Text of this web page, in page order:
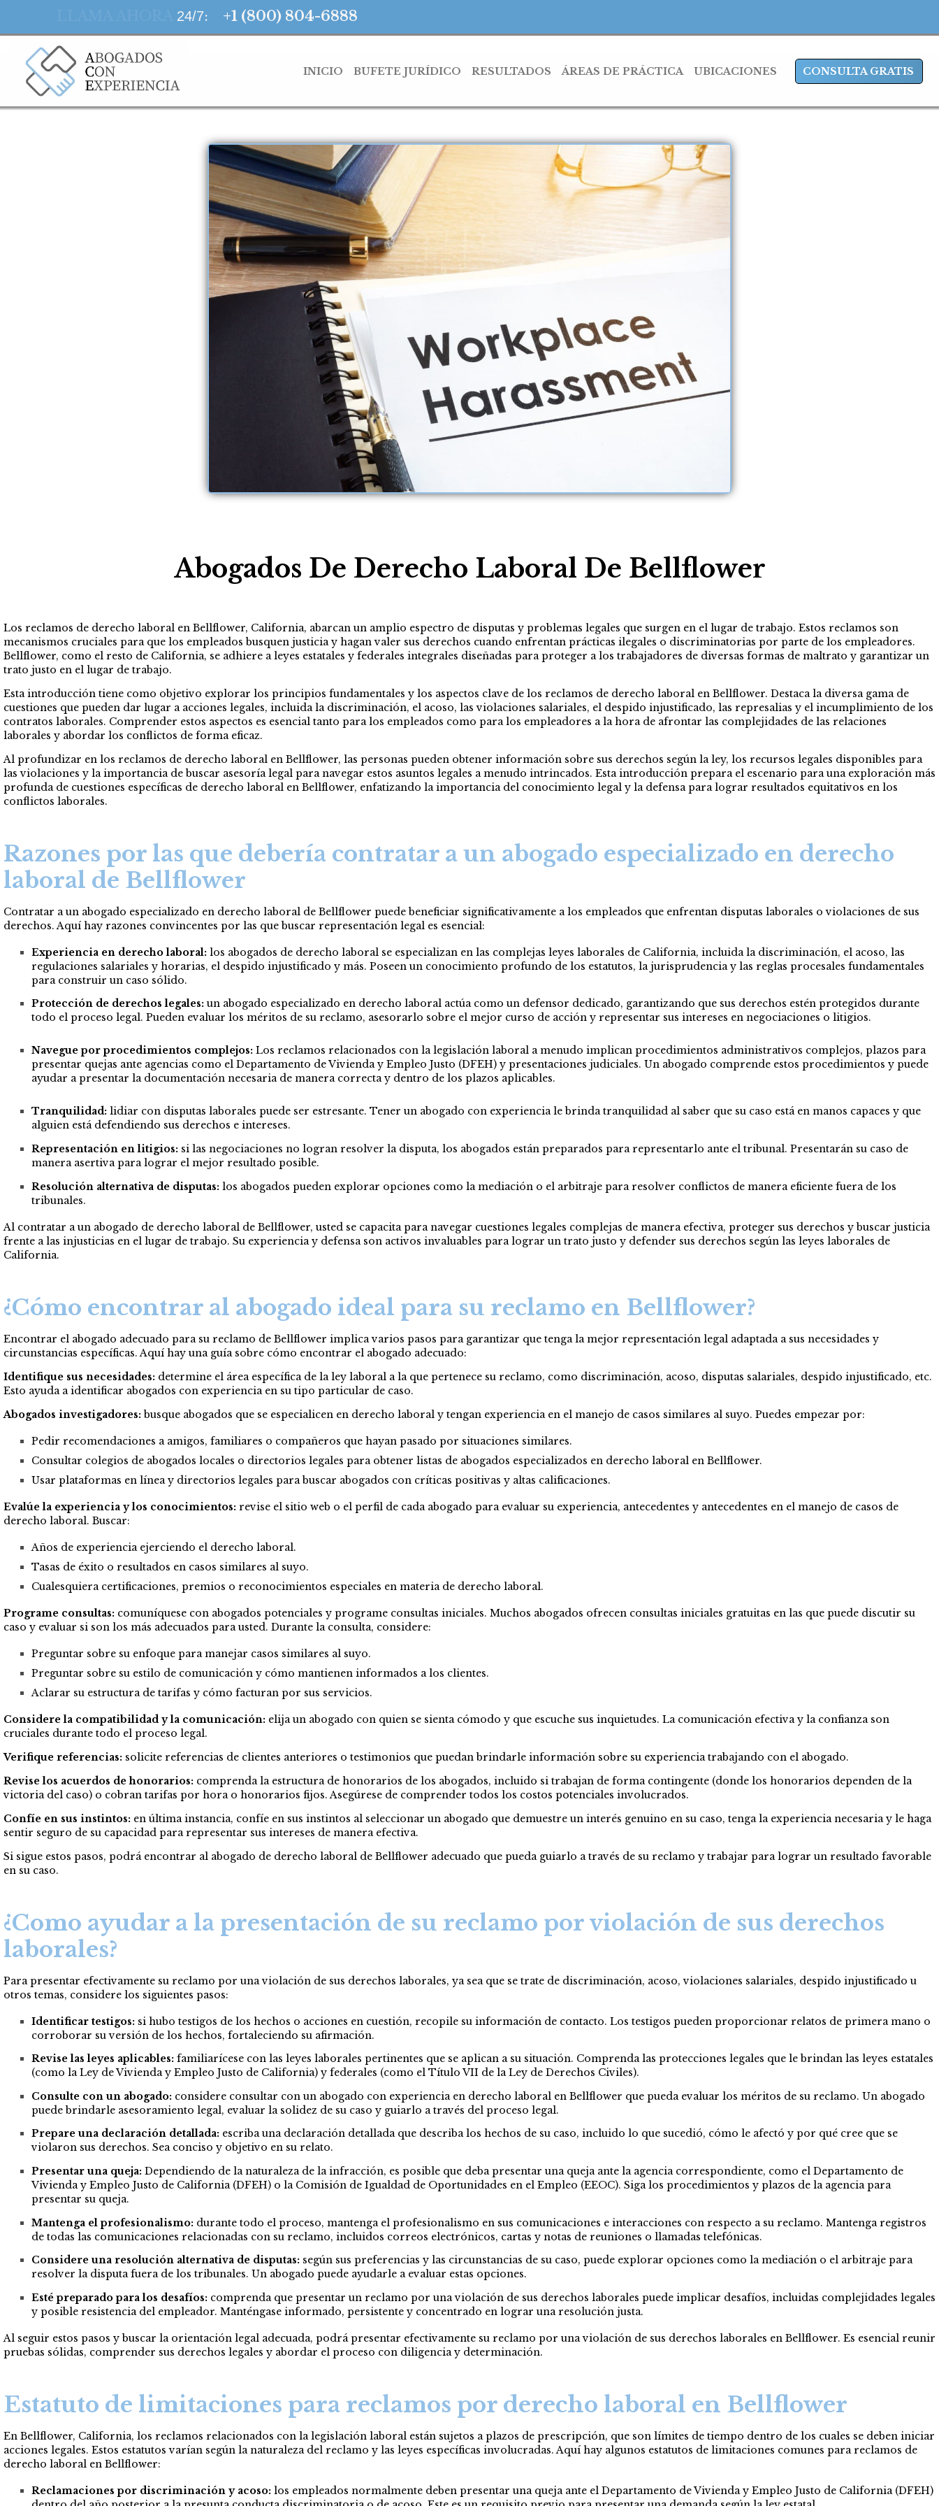
24/7: +1 (800) 804-6888
INICIO BUFETE JURÍDICO RESULTADOS ÁREAS DE PRÁCTICA UBICACIONES CONSULTA GRATIS
Abogados De Derecho Laboral De Bellflower
Los reclamos de derecho laboral en Bellflower, California, abarcan un amplio espectro de disputas y problemas legales que surgen en el lugar de trabajo. Estos reclamos son
mecanismos cruciales para que los empleados busquen justicia y hagan valer sus derechos cuando enfrentan prácticas ilegales o discriminatorias por parte de los empleadores.
Bellflower, como el resto de California, se adhiere a leyes estatales y federales integrales diseñadas para proteger a los trabajadores de diversas formas de maltrato y garantizar un
trato justo en el lugar de trabajo.
Esta introducción tiene como objetivo explorar los principios fundamentales y los aspectos clave de los reclamos de derecho laboral en Bellflower. Destaca la diversa gama de
cuestiones que pueden dar lugar a acciones legales, incluida la discriminación, el acoso, las violaciones salariales, el despido injustificado, las represalias y el incumplimiento de los
contratos laborales. Comprender estos aspectos es esencial tanto para los empleados como para los empleadores a la hora de afrontar las complejidades de las relaciones
laborales y abordar los conflictos de forma eficaz.
Al profundizar en los reclamos de derecho laboral en Bellflower, las personas pueden obtener información sobre sus derechos según la ley, los recursos legales disponibles para
las violaciones y la importancia de buscar asesoría legal para navegar estos asuntos legales a menudo intrincados. Esta introducción prepara el escenario para una exploración más
profunda de cuestiones específicas de derecho laboral en Bellflower, enfatizando la importancia del conocimiento legal y la defensa para lograr resultados equitativos en los
conflictos laborales.
Razones por las que debería contratar a un abogado especializado en derecho
laboral de Bellflower
Contratar a un abogado especializado en derecho laboral de Bellflower puede beneficiar significativamente a los empleados que enfrentan disputas laborales o violaciones de sus
derechos. Aquí hay razones convincentes por las que buscar representación legal es esencial:
Experiencia en derecho laboral: los abogados de derecho laboral se especializan en las complejas leyes laborales de California, incluida la discriminación, el acoso, las
regulaciones salariales y horarias, el despido injustificado y más. Poseen un conocimiento profundo de los estatutos, la jurisprudencia y las reglas procesales fundamentales
para construir un caso sólido.
Protección de derechos legales: un abogado especializado en derecho laboral actúa como un defensor dedicado, garantizando que sus derechos estén protegidos durante
todo el proceso legal. Pueden evaluar los méritos de su reclamo, asesorarlo sobre el mejor curso de acción y representar sus intereses en negociaciones o litigios.
Navegue por procedimientos complejos: Los reclamos relacionados con la legislación laboral a menudo implican procedimientos administrativos complejos, plazos para
presentar quejas ante agencias como el Departamento de Vivienda y Empleo Justo (DFEH) y presentaciones judiciales. Un abogado comprende estos procedimientos y puede
ayudar a presentar la documentación necesaria de manera correcta y dentro de los plazos aplicables.
Tranquilidad: lidiar con disputas laborales puede ser estresante. Tener un abogado con experiencia le brinda tranquilidad al saber que su caso está en manos capaces y que
alguien está defendiendo sus derechos e intereses.
Representación en litigios: si las negociaciones no logran resolver la disputa, los abogados están preparados para representarlo ante el tribunal. Presentarán su caso de
manera asertiva para lograr el mejor resultado posible.
Resolución alternativa de disputas: los abogados pueden explorar opciones como la mediación o el arbitraje para resolver conflictos de manera eficiente fuera de los
tribunales.
Al contratar a un abogado de derecho laboral de Bellflower, usted se capacita para navegar cuestiones legales complejas de manera efectiva, proteger sus derechos y buscar justicia
frente a las injusticias en el lugar de trabajo. Su experiencia y defensa son activos invaluables para lograr un trato justo y defender sus derechos según las leyes laborales de
California.
¿Cómo encontrar al abogado ideal para su reclamo en Bellflower?
Encontrar el abogado adecuado para su reclamo de Bellflower implica varios pasos para garantizar que tenga la mejor representación legal adaptada a sus necesidades y
circunstancias específicas. Aquí hay una guía sobre cómo encontrar el abogado adecuado:
Identifique sus necesidades: determine el área específica de la ley laboral a la que pertenece su reclamo, como discriminación, acoso, disputas salariales, despido injustificado, etc.
Esto ayuda a identificar abogados con experiencia en su tipo particular de caso.
Abogados investigadores:busque abogados que se especialicen en derecho laboral y tengan experiencia en el manejo de casos similares al suyo. Puedes empezar por:
Pedir recomendaciones a amigos, familiares o compañeros que hayan pasado por situaciones similares.
Consultar colegios de abogados locales o directorios legales para obtener listas de abogados especializados en derecho laboral en Bellflower.
Usar plataformas en línea y directorios legales para buscar abogados con críticas positivas y altas calificaciones.
Evalúe la experiencia y los conocimientos: revise el sitio web o el perfil de cada abogado para evaluar su experiencia, antecedentes y antecedentes en el manejo de casos de
derecho laboral. Buscar:
Años de experiencia ejerciendo el derecho laboral.
Tasas de éxito o resultados en casos similares al suyo.
Cualesquiera certificaciones, premios o reconocimientos especiales en materia de derecho laboral.
Programe consultas: comuníquese con abogados potenciales y programe consultas iniciales. Muchos abogados ofrecen consultas iniciales gratuitas en las que puede discutir su
caso y evaluar si son los más adecuados para usted. Durante la consulta, considere:
Preguntar sobre su enfoque para manejar casos similares al suyo.
Preguntar sobre su estilo de comunicación y cómo mantienen informados a los clientes.
Aclarar su estructura de tarifas y cómo facturan por sus servicios.
Considere la compatibilidad y la comunicación: elija un abogado con quien se sienta cómodo y que escuche sus inquietudes. La comunicación efectiva y la confianza son
cruciales durante todo el proceso legal.
Verifique referencias: solicite referencias de clientes anteriores o testimonios que puedan brindarle información sobre su experiencia trabajando con el abogado.
Revise los acuerdos de honorarios: comprenda la estructura de honorarios de los abogados, incluido si trabajan de forma contingente (donde los honorarios dependen de la
victoria del caso) o cobran tarifas por hora o honorarios fijos. Asegúrese de comprender todos los costos potenciales involucrados.
Confíe en sus instintos: en última instancia, confíe en sus instintos al seleccionar un abogado que demuestre un interés genuino en su caso, tenga la experiencia necesaria y le haga
sentir seguro de su capacidad para representar sus intereses de manera efectiva.
Si sigue estos pasos, podrá encontrar al abogado de derecho laboral de Bellflower adecuado que pueda guiarlo a través de su reclamo y trabajar para lograr un resultado favorable
en su caso.
¿Como ayudar a la presentación de su reclamo por violación de sus derechos
laborales?
Para presentar efectivamente su reclamo por una violación de sus derechos laborales, ya sea que se trate de discriminación, acoso, violaciones salariales, despido injustificado u
otros temas, considere los siguientes pasos:
Identificar testigos: si hubo testigos de los hechos o acciones en cuestión, recopile su información de contacto. Los testigos pueden proporcionar relatos de primera mano o
corroborar su versión de los hechos, fortaleciendo su afirmación.
Revise las leyes aplicables: familiarícese con las leyes laborales pertinentes que se aplican a su situación. Comprenda las protecciones legales que le brindan las leyes estatales
(como la Ley de Vivienda y Empleo Justo de California) y federales (como el Título VII de la Ley de Derechos Civiles).
Consulte con un abogado: considere consultar con un abogado con experiencia en derecho laboral en Bellflower que pueda evaluar los méritos de su reclamo. Un abogado
puede brindarle asesoramiento legal, evaluar la solidez de su caso y guiarlo a través del proceso legal.
Prepare una declaración detallada: escriba una declaración detallada que describa los hechos de su caso, incluido lo que sucedió, cómo le afectó y por qué cree que se
violaron sus derechos. Sea conciso y objetivo en su relato.
Presentar una queja: Dependiendo de la naturaleza de la infracción, es posible que deba presentar una queja ante la agencia correspondiente, como el Departamento de
Vivienda y Empleo Justo de California (DFEH) o la Comisión de Igualdad de Oportunidades en el Empleo (EEOC). Siga los procedimientos y plazos de la agencia para
presentar su queja.
Mantenga el profesionalismo: durante todo el proceso, mantenga el profesionalismo en sus comunicaciones e interacciones con respecto a su reclamo. Mantenga registros
de todas las comunicaciones relacionadas con su reclamo, incluidos correos electrónicos, cartas y notas de reuniones o llamadas telefónicas.
Considere una resolución alternativa de disputas: según sus preferencias y las circunstancias de su caso, puede explorar opciones como la mediación o el arbitraje para
resolver la disputa fuera de los tribunales. Un abogado puede ayudarle a evaluar estas opciones.
Esté preparado para los desafíos: comprenda que presentar un reclamo por una violación de sus derechos laborales puede implicar desafíos, incluidas complejidades legales
y posible resistencia del empleador. Manténgase informado, persistente y concentrado en lograr una resolución justa.
Al seguir estos pasos y buscar la orientación legal adecuada, podrá presentar efectivamente su reclamo por una violación de sus derechos laborales en Bellflower. Es esencial reunir
pruebas sólidas, comprender sus derechos legales y abordar el proceso con diligencia y determinación.
Estatuto de limitaciones para reclamos por derecho laboral en Bellflower
En Bellflower, California, los reclamos relacionados con la legislación laboral están sujetos a plazos de prescripción, que son límites de tiempo dentro de los cuales se deben iniciar
acciones legales. Estos estatutos varían según la naturaleza del reclamo y las leyes específicas involucradas. Aquí hay algunos estatutos de limitaciones comunes para reclamos de
derecho laboral en Bellflower:
Reclamaciones por discriminación y acoso: los empleados normalmente deben presentar una queja ante el Departamento de Vivienda y Empleo Justo de California (DFEH)